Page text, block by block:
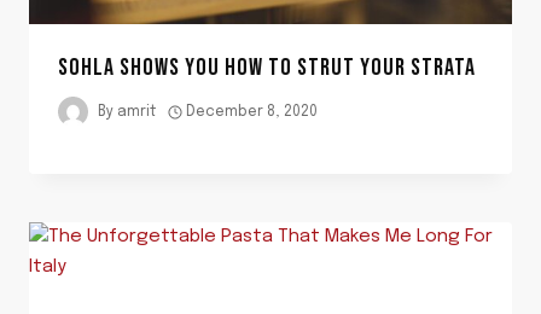
SOHLA SHOWS YOU HOW TO STRUT YOUR STRATA
By amrit December 8, 2020